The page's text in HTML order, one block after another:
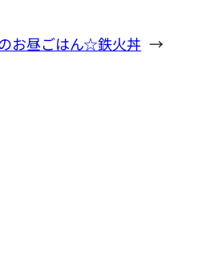
お昼ごはん☆鉄火丼 →